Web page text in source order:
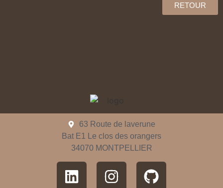
RETOUR
63 Route de laverune
Bat E1 Le clos des orangers
34070 MONTPELLIER